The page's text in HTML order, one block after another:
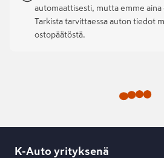
automaattisesti, mutta emme aina
Tarkista tarvittaessa auton tiedot
ostopäätöstä.
K-Auto yrityksenä